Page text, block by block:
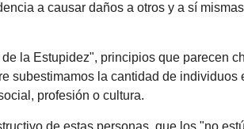
a causar daños a otros y a sí
la Estupidez", principios que parecen
subestimamos la cantidad de individuos
profesión o cultura.